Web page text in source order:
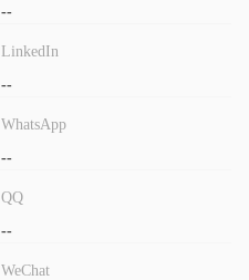
--
LinkedIn
--
WhatsApp
--
QQ
--
WeChat